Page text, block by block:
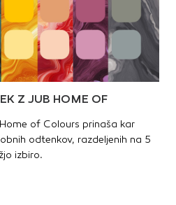
Z JUB HOME OF
of Colours prinaša kar
odtenkov, razdeljenih na 5
izbiro.